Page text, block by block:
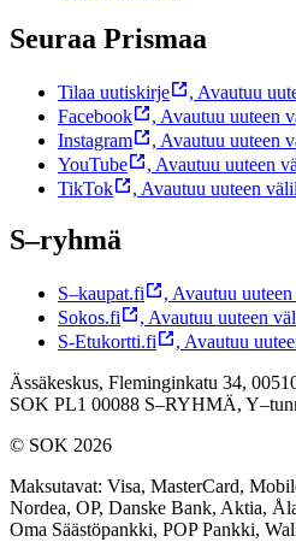
Seuraa Prismaa
Tilaa uutiskirje , Avautuu
Facebook
, Avautuu uuteen
Instagram
, Avautuu uuteen
YouTube
, Avautuu uuteen
TikTok
, Avautuu uuteen
S–ryhmä
S–kaupat.fi , Avautuu
Sokos.fi
, Avautuu uuteen
S-Etukortti.fi
, Avautuu
Ässäkeskus, Fleminginkatu 34,
SOK PL1 00088 S–RYHMÄ,
© SOK 2026
Maksutavat: Visa, MasterCard,
Nordea, OP, Danske Bank, Aktia,
Oma Säästöpankki, POP Pankki,